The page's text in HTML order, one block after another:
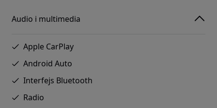
Audio i multimedia
Apple CarPlay
Android Auto
Interfejs Bluetooth
Radio